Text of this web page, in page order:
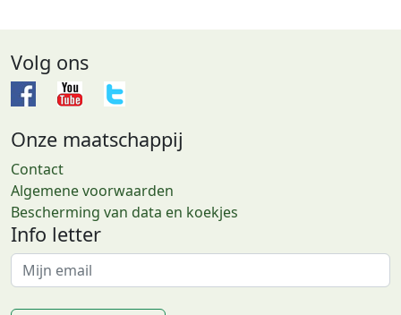
Volg ons
Onze maatschappij
Contact
Algemene voorwaarden
Bescherming van data en koekjes
Info letter